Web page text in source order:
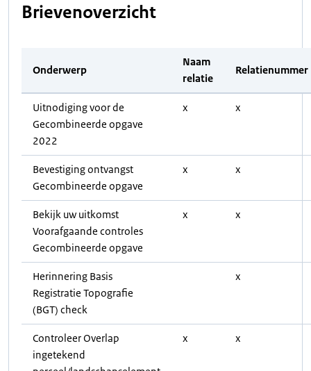
Brievenoverzicht
Onderwerp
Naam
relatie
Relatienummer
Uitnodiging voor de
Gecombineerde opgave
2022
x x
Bevestiging ontvangst
Gecombineerde opgave
x x
Bekijk uw uitkomst
Voorafgaande controles
Gecombineerde opgave
x x
Herinnering Basis
Registratie Topografie
(BGT) check
x
Controleer Overlap
ingetekend
x x